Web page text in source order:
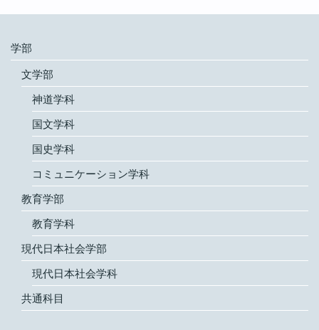
学部
文学部
神道学科
国文学科
国史学科
コミュニケーション学科
教育学部
教育学科
現代日本社会学部
現代日本社会学科
共通科目